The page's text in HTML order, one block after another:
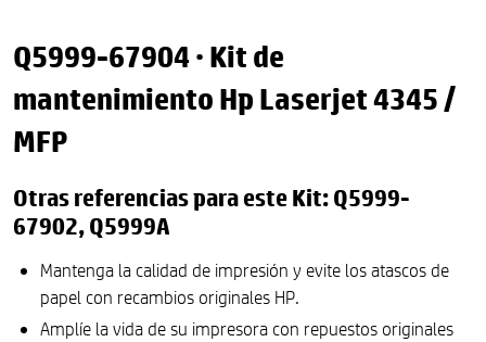
Q5999-67904 · Kit de
mantenimiento Hp Laserjet 4345 /
MFP
Otras referencias para este Kit: Q5999-
67902, Q5999A
Mantenga la calidad de impresión y evite los atascos de
papel con recambios originales HP.
Amplíe la vida de su impresora con repuestos originales